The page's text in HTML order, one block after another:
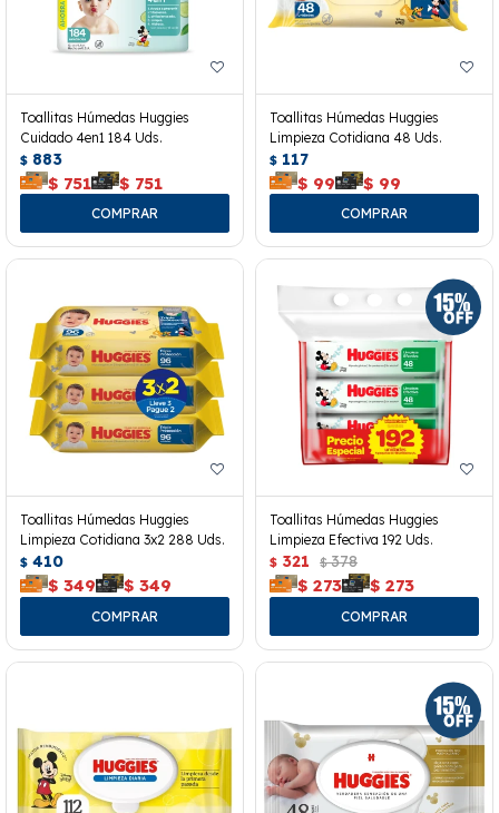
Toallitas Húmedas Huggies
Cuidado 4en1 184 Uds.
$ 883
$ 751 $ 751
Toallitas Húmedas Huggies
Limpieza Cotidiana 48 Uds.
$ 117
$ 99 $ 99
Toallitas Húmedas Huggies
Limpieza Cotidiana 3x2 288 Uds.
$ 410
$ 349 $ 349
Toallitas Húmedas Huggies
Limpieza Efectiva 192 Uds.
$ 321 $ 378
$ 273 $ 273